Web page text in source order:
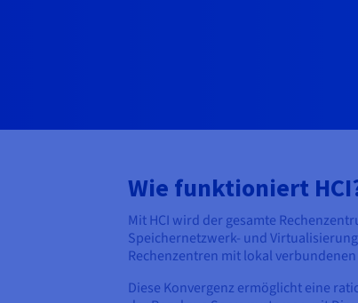
Wie funktioniert
Mit HCI wird der gesamte
Speichernetzwerk- und
Rechenzentren mit lokal
Diese Konvergenz ermöglicht eine